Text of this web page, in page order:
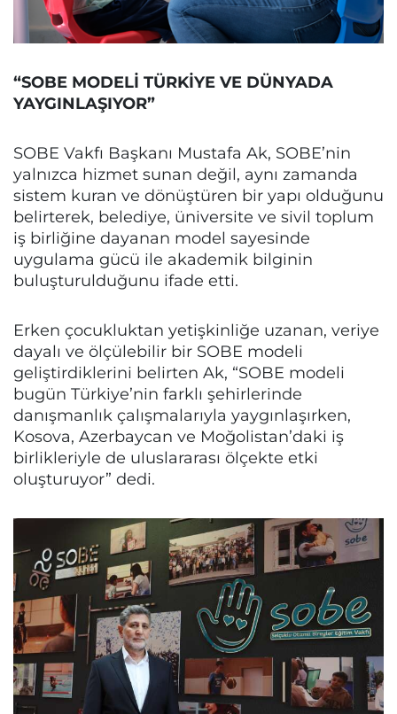
“SOBE MODELİ TÜRKİYE VE DÜNYADA
YAYGINLAŞIYOR”
SOBE Vakfı Başkanı Mustafa Ak, SOBE’nin
yalnızca hizmet sunan değil, aynı zamanda
sistem kuran ve dönüştüren bir yapı olduğunu
belirterek, belediye, üniversite ve sivil toplum
iş birliğine dayanan model sayesinde
uygulama gücü ile akademik bilginin
buluşturulduğunu ifade etti.
Erken çocukluktan yetişkinliğe uzanan, veriye
dayalı ve ölçülebilir bir SOBE modeli
geliştirdiklerini belirten Ak, “SOBE modeli
bugün Türkiye’nin farklı şehirlerinde
danışmanlık çalışmalarıyla yaygınlaşırken,
Kosova, Azerbaycan ve Moğolistan’daki iş
birlikleriyle de uluslararası ölçekte etki
oluşturuyor” dedi.